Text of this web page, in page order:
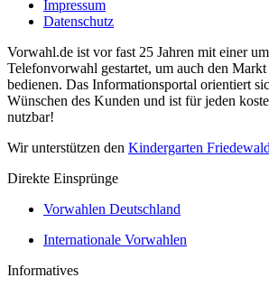
Impressum
Datenschutz
Vorwahl.de ist vor fast 25 Jahren mit einer
Telefonvorwahl gestartet, um auch den
bedienen. Das Informationsportal orientiert
Wünschen des Kunden und ist für jeden
nutzbar!
Wir unterstützen den Kindergarten
Direkte Einsprünge
Vorwahlen Deutschland
Internationale Vorwahlen
Informatives